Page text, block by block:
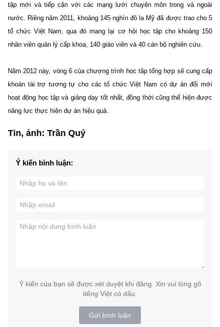
tập mới và tiếp cận với các mạng lưới chuyên môn trong và ngoài
nước. Riêng năm 2011, khoảng 145 nghìn đô la Mỹ đã được trao cho 5
tổ chức Việt Nam, qua đó mang lại cơ hội học tập cho khoảng 150
nhân viên quản lý cấp khoa, 140 giáo viên và 40 cán bộ nghiên cứu.
Năm 2012 này, vòng 6 của chương trình học tập tổng hợp sẽ cung cấp
khoản tài trợ tương tự cho các tổ chức Việt Nam có dự án đổi mới
hoạt động học tập và giảng dạy tốt nhất, đồng thời cũng thể hiện được
năng lực thực hiện dự án hiệu quả.
Tin, ảnh: Trần Quý
Ý kiến bình luận:
Ý kiến của bạn sẽ được xét duyệt khi đăng. Xin vui lòng gõ
tiếng Việt có dấu.
Gửi bình luận